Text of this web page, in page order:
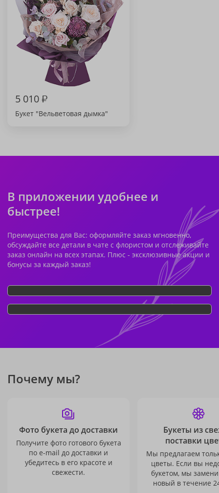
5 010₽
Букет "Вельветовая дымка"
В приложении удобнее и
быстрее!
Преимущества для Вас: оформляйте заказ мгновенно,
обсуждайте все детали в чате с флористом и отслеживайте
заказ онлайн на всех этапах. Плюс - эксклюзивные акции и
бонусы за каждый заказ!
Почему мы?
Фото букета до доставки
Получите фото готового букета
по e-mail до доставки и
убедитесь в его красоте и
свежести.
Букеты из
поставки
Мы предлагаем
цветы. Если вы
букетом, мы
новый в течение